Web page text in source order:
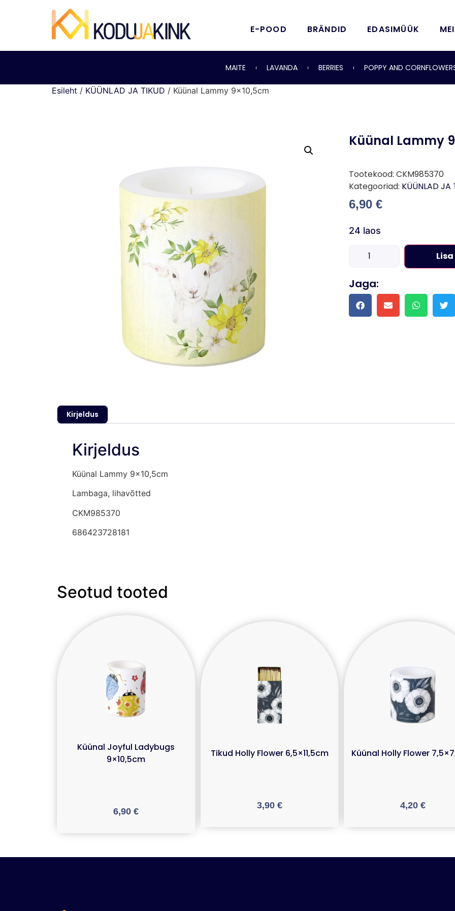
E-POOD BRÄNDID EDASIMÜÜK
MAITE LAVANDA BERRIES POPPY AND
Esileht / KÜÜNLAD JA TIKUD / Küünal Lammy 9×10,5cm
Küünal Lammy
Tootekood: CKM985370
Kategooriad: KÜÜNLAD JA
6,90 €
24 laos
Jaga:
Kirjeldus
Kirjeldus
Küünal Lammy 9×10,5cm
Lambaga, lihavõtted
CKM985370
686423728181
Seotud tooted
Küünal Joyful Ladybugs
9×10,5cm
6,90€
Tikud Holly Flower 6,5×11,5cm
3,90 €
Küünal Holly Flower
4,20€